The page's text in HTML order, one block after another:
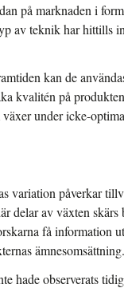
på marknaden i
av teknik har hittills
kan de
kvalitén på
under icke-
variation påverkar
delar av växten skärs
få information
ämnesomsättning.
hade observerats